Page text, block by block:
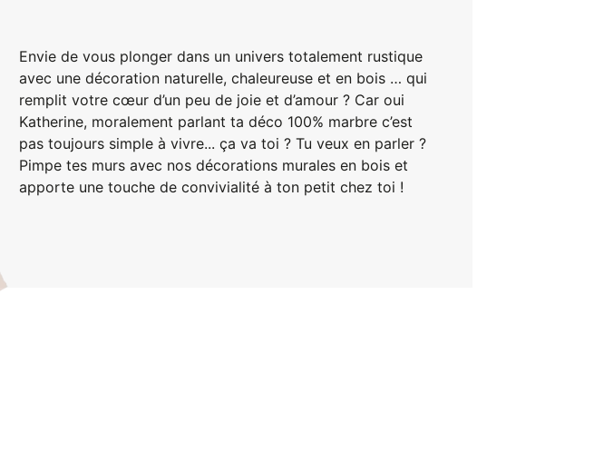
Envie de vous plonger dans un univers totalement rustique
avec une décoration naturelle, chaleureuse et en bois … qui
remplit votre cœur d’un peu de joie et d’amour ? Car oui
Katherine, moralement parlant ta déco 100% marbre c’est
pas toujours simple à vivre... ça va toi ? Tu veux en parler ?
Pimpe tes murs avec nos décorations murales en bois et
apporte une touche de convivialité à ton petit chez toi !